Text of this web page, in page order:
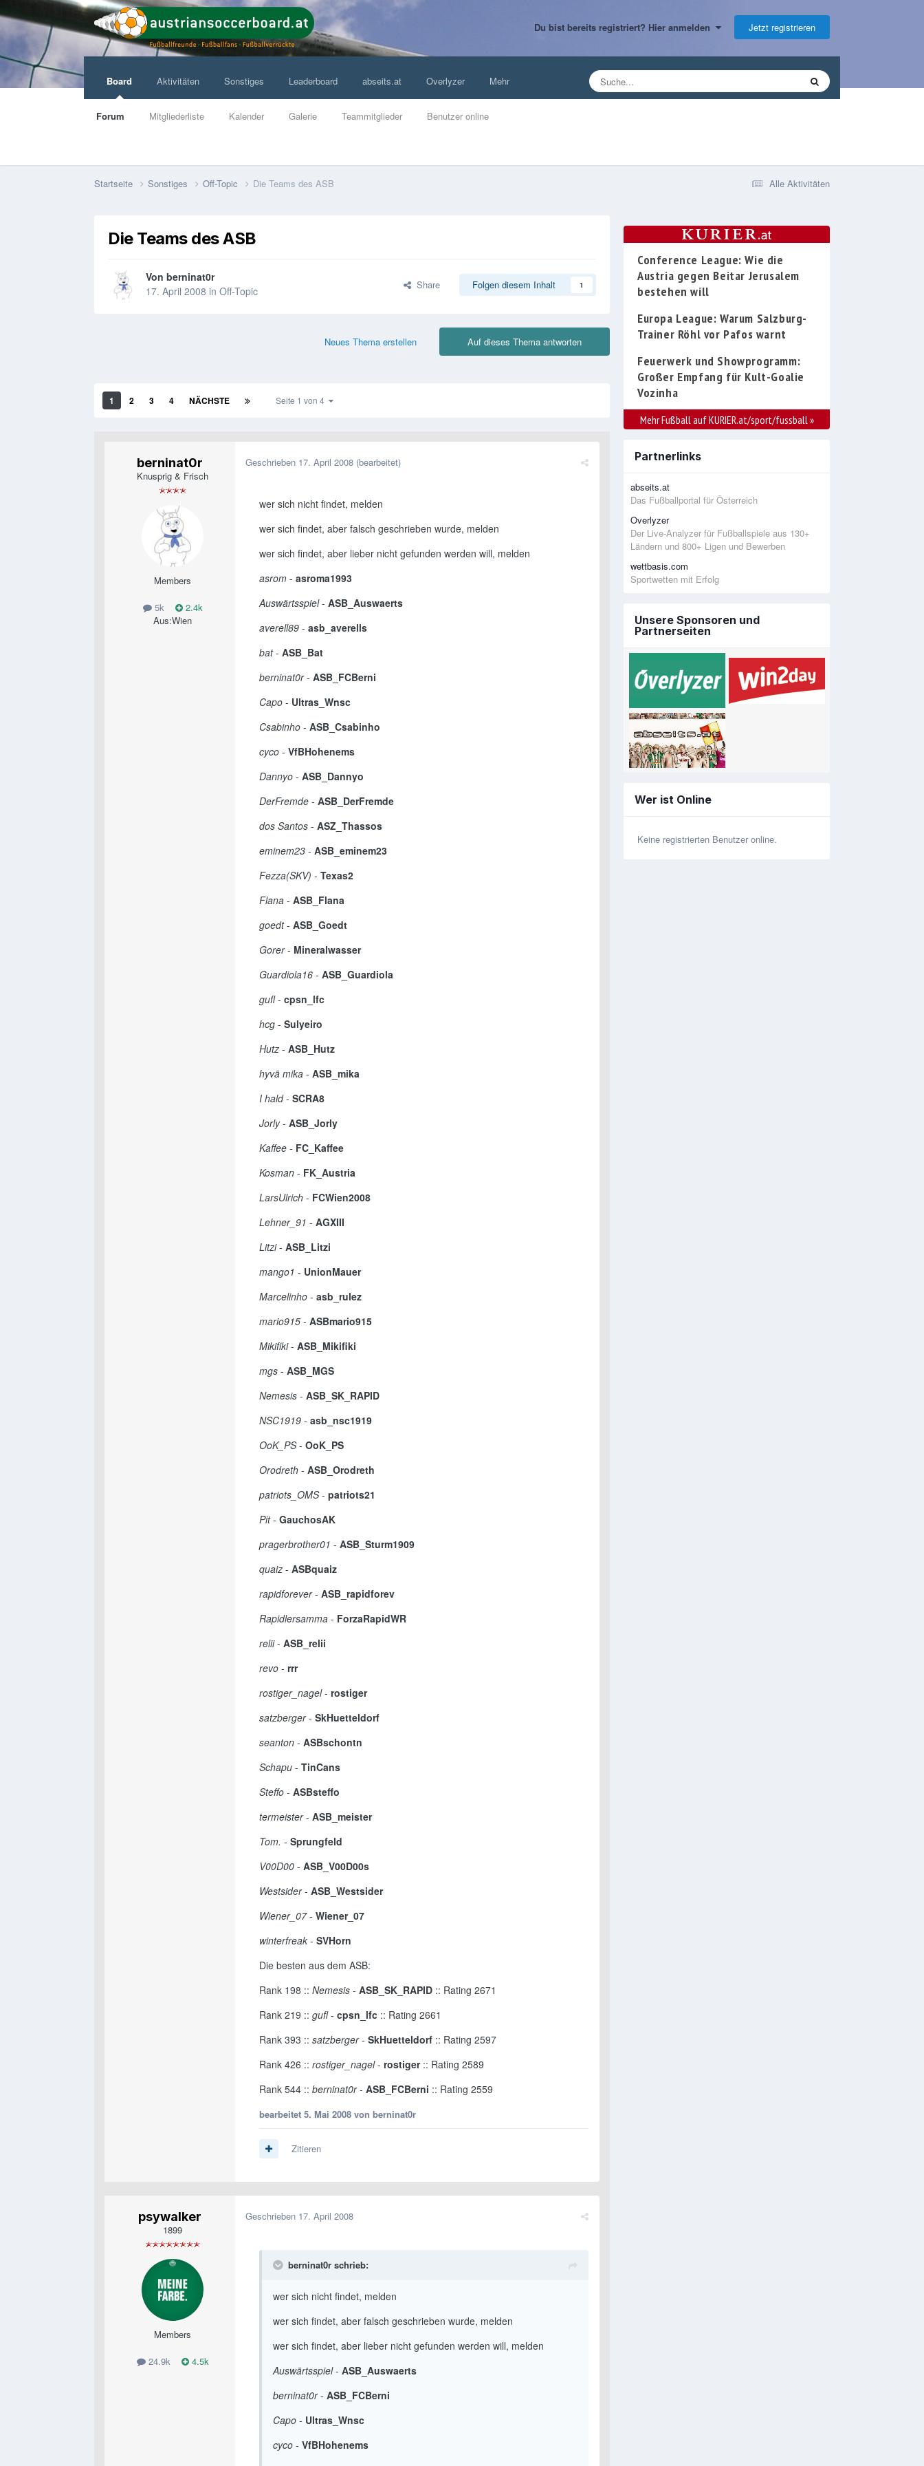
Du bist bereits registriert? Hier anmelden Jetzt registrieren
Board
Forum Mitgliederliste Kalender Galerie Teammitglieder Benutzer online
Aktivitäten Sonstiges Leaderboard abseits.at Overlyzer Mehr
Alle Aktivitäten
Startseite Sonstiges Off-Topic Die Teams des ASB
Die Teams des ASB
Von berninat0r
17. April 2008 in Off-Topic Share Folgen diesem Inhalt 1
Auf dieses Thema antworten
Neues Thema erstellen
1 2 3 4 NÄCHSTE Seite 1 von 4
berninat0r
Knusprig & Frisch
Members
5k
2.4k
Aus:Wien
Geschrieben 17. April 2008 (bearbeitet)
wer sich nicht findet, melden
wer sich findet, aber falsch geschrieben wurde, melden
wer sich findet, aber lieber nicht gefunden werden will, melden
asrom - asroma1993
Auswärtsspiel- ASB_Auswaerts
averell89 - asb_averells
bat- ASB_Bat
berninat0r- ASB_FCBerni
Capo - Ultras_Wnsc
Csabinho - ASB_Csabinho
cyco - VfBHohenems
Dannyo - ASB_Dannyo
DerFremde - ASB_DerFremde
dos Santos - ASZ_Thassos
eminem23 - ASB_eminem23
Fezza(SKV) - Texas2
Flana - ASB_Flana
goedt- ASB_Goedt
Gorer- Mineralwasser
Guardiola16 - ASB_Guardiola
gufl- cpsn_lfc
hcg - Sulyeiro
Hutz - ASB_Hutz
hyvä mika - ASB_mika
I hald- SCRA8
Jorly- ASB_Jorly
Kaffee - FC_Kaffee
Kosman - FK_Austria
LarsUlrich - FCWien2008
Lehner_91 - AGXIII
Litzi- ASB_Litzi
mango1 - UnionMauer
Marcelinho - asb_rulez
mario915 - ASBmario915
Mikifiki- ASB_Mikifiki
mgs - ASB_MGS
Nemesis - ASB_SK_RAPID
NSC1919 - asb_nsc1919
OoK_PS- OoK_PS
Orodreth - ASB_Orodreth
patriots_OMS- patriots21
Pit- GauchosAK
pragerbrother01 - ASB_Sturm1909
quaiz - ASBquaiz
rapidforever- ASB_rapidforev
Rapidlersamma - ForzaRapidWR
relii- ASB_relii
revo - rrr
rostiger_nagel- rostiger
satzberger- SkHuetteldorf
seanton - ASBschontn
Schapu - TinCans
Steffo - ASBsteffo
termeister- ASB_meister
Tom. - Sprungfeld
V00D00 - ASB_V00D00s
Westsider- ASB_Westsider
Wiener_07- Wiener_07
winterfreak - SVHorn
Die besten aus dem ASB:
Rank 198 :: Nemesis - ASB_SK_RAPID :: Rating 2671
Rank 219 :: gufl- cpsn_lfc :: Rating 2661
Rank 393 :: satzberger- SkHuetteldorf :: Rating 2597
Rank 426 :: rostiger_nagel- rostiger:: Rating 2589
Rank 544 :: berninat0r- ASB_FCBerni :: Rating 2559
bearbeitet 5. Mai 2008 von berninat0r
Zitieren
psywalker
1899
Members
24.9k 4.5k
Geschrieben 17. April 2008
berninat0r schrieb:
wer sich nicht findet, melden
wer sich findet, aber falsch geschrieben wurde, melden
wer sich findet, aber lieber nicht gefunden werden will, melden
Auswärtsspiel- ASB_Auswaerts
berninat0r- ASB_FCBerni
Capo - Ultras_Wnsc
cyco - VfBHohenems
Conference League: Wie die
Austria gegen Beitar Jerusalem
bestehen will
Europa League: Warum Salzburg-
Trainer Röhl vor Pafos warnt
Feuerwerk und Showprogramm:
Großer Empfang für Kult-Goalie
Vozinha
Mehr Fußball auf KURIER.at/sport/fussball »
Partnerlinks
abseits.at
Das Fußballportal für Österreich
Overlyzer
Der Live-Analyzer für Fußballspiele aus 130+
Ländern und 800+ Ligen und Bewerben
wettbasis.com
Sportwetten mit Erfolg
Unsere Sponsoren und
Partnerseiten
Wer ist Online
Keine registrierten Benutzer online.